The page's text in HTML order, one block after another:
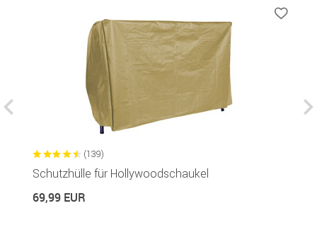
(139)
Schutzhülle für Hollywoodschaukel
69,99 EUR